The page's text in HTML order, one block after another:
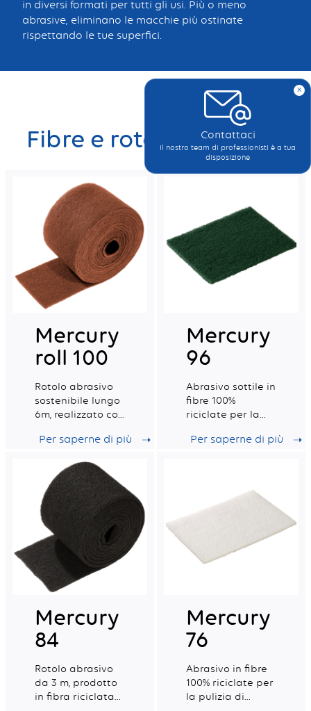
in diversi formati per tutti gli usi. Più o meno
abrasive, eliminano le macchie più ostinate
rispettando le tue superfici.
Fibre e rotoli abrasivi
Mercury
roll 100
Rotolo abrasivo
sostenibile lungo
6m, realizzato con
100%, adatto per
generale di
superfici non
delicate.
Per saperne di più
Mercury
96
Abrasivo sottile in
fibre 100%
riciclate per la
di superfici
Per saperne di più
Mercury
84
Rotolo abrasivo
da 3 m, prodotto
in fibra riciclata
Mercury
76
Abrasivo in fibre
100% riciclate per
la pulizia di
x
Contattaci
Il nostro team di professionisti è a tua
disposizione